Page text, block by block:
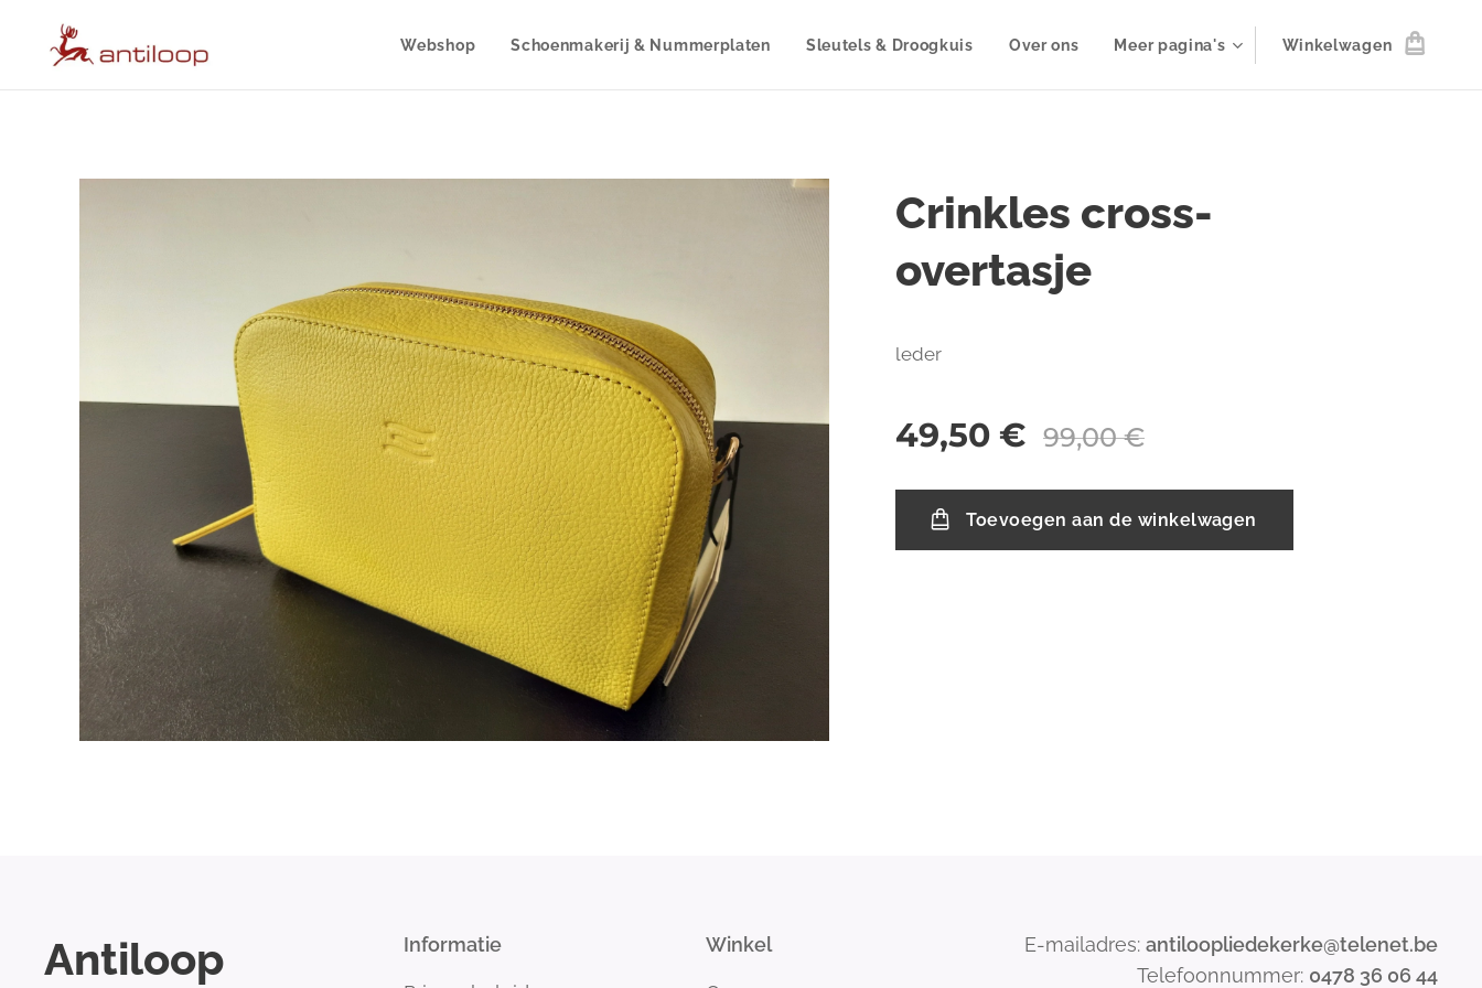
Webshop Schoenmakerij & Nummerplaten Sleutels & Droogkuis Over ons Meer pagina's Winkelwagen
Crinkles cross-
overtasje
leder
49,50 € 99,00€
Toevoegen aan de winkelwagen
Antiloop Informatie Winkel E-mailadres: antiloopliedekerke@telenet.be
Telefoonnummer: 0478 36 06 44